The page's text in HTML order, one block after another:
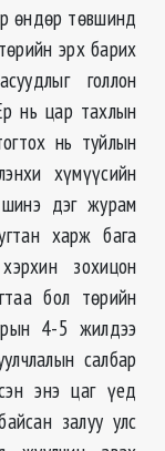
өндөр төвшинд
эрх барих
голлон
нь цар тахлын
нь туйлын
хүмүүсийн
дэг журам
харж бага
зохицон
бол төрийн
4-5 жилдээ
салбар
энэ цаг үед
залуу улс